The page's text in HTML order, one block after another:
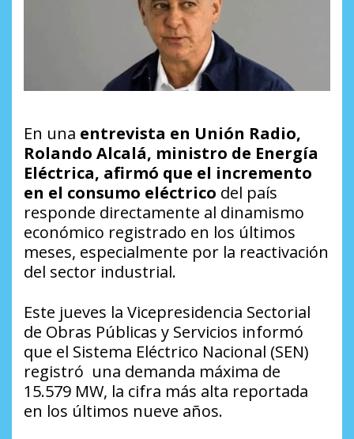
En una entrevista en Unión Radio,
Rolando Alcalá, ministro de Energía
Eléctrica, afirmó que el incremento
en el consumo eléctrico del país
responde directamente al dinamismo
económico registrado en los últimos
meses, especialmente por la reactivación
del sector industrial.
Este jueves la Vicepresidencia Sectorial
de Obras Públicas y Servicios informó
que el Sistema Eléctrico Nacional (SEN)
registró una demanda máxima de
15.579 MW, la cifra más alta reportada
en los últimos nueve años.